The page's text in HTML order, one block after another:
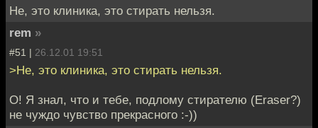
Не, это клиника, это стирать нельзя.
rem »
#51 | 26.12.01 19:51
>Не, это клиника, это стирать нельзя.
О! Я знал, что и тебе, подлому стирателю (Eraser?)
не чуждо чувство прекрасного :-))